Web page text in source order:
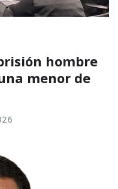
hombre
menor de